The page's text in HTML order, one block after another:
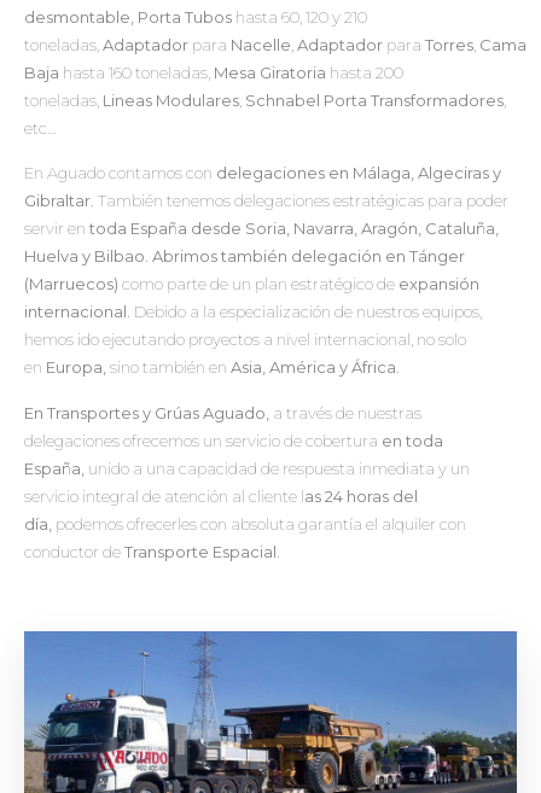
desmontable, Porta Tubos hasta 60, 120 y 210
toneladas, Adaptador para Nacelle Adaptador para Torres Cama
Baja hasta 160 toneladas, Mesa Giratoria hasta 200
toneladas, Lineas Modulares Schnabel Porta Transformadores
etc…
En Aguado contamos con delegaciones en Málaga, Algeciras y
Gibraltar. También tenemos delegaciones estratégicas para poder
servir en toda España desde Soria, Navarra, Aragón, Cataluña,
Huelva y Bilbao. Abrimos también delegación en Tánger
(Marruecos) como parte de un plan estratégico de expansión
internacional. Debido a la especialización de nuestros equipos,
hemos ido ejecutando proyectos a nivel internacional, no solo
en Europa,sino también en Asia, América y África.
En Transportes y Grúas Aguado, a través de nuestras
delegaciones ofrecemos un servicio de cobertura en toda
España, unido a una capacidad de respuesta inmediata y un
servicio integral de atención al cliente las 24 horas del
día, podemos ofrecerles con absoluta garantía el alquiler con
conductor deTransporte Espacial.